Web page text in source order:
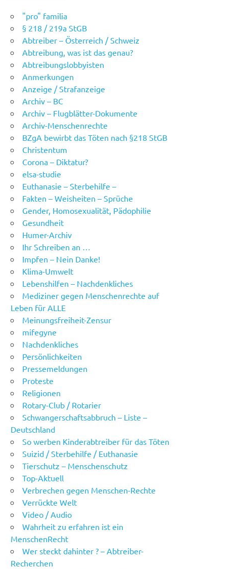
"pro" familia
§ 218 / 219a StGB
Abtreiber – Österreich / Schweiz
Abtreibung, was ist das genau?
Abtreibungslobbyisten
Anmerkungen
Anzeige / Strafanzeige
Archiv – BC
Archiv – Flugblätter-Dokumente
Archiv-Menschenrechte
BZgA bewirbt das Töten nach §218 StGB
Christentum
Corona – Diktatur?
elsa-studie
Euthanasie – Sterbehilfe –
Fakten – Weisheiten – Sprüche
Gender, Homosexualität, Pädophilie
Gesundheit
Humer-Archiv
Ihr Schreiben an …
Impfen – Nein Danke!
Klima-Umwelt
Lebenshilfen – Nachdenkliches
Mediziner gegen Menschenrechte auf
Leben für ALLE
Meinungsfreiheit-Zensur
mifegyne
Nachdenkliches
Persönlichkeiten
Pressemeldungen
Proteste
Religionen
Rotary-Club / Rotarier
Schwangerschaftsabbruch – Liste –
Deutschland
So werben Kinderabtreiber für das Töten
Suizid / Sterbehilfe / Euthanasie
Tierschutz – Menschenschutz
Top-Aktuell
Verbrechen gegen Menschen-Rechte
Verrückte Welt
Video / Audio
Wahrheit zu erfahren ist ein
MenschenRecht
Wer steckt dahinter ? – Abtreiber-
Recherchen